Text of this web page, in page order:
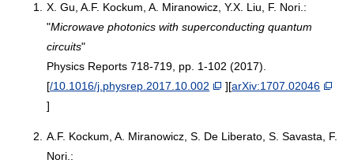
1.
X. Gu, A.F. Kockum, A. Miranowicz, Y.X. Liu, F. Nori.:
"Microwave photonics with superconducting quantum
circuits"
Physics Reports 718-719, pp. 1-102 (2017).
[/10.1016/j.physrep.2017.10.002 ][arXiv:1707.02046
]
2.
A.F. Kockum, A. Miranowicz, S. De Liberato, S. Savasta, F.
Nori.: